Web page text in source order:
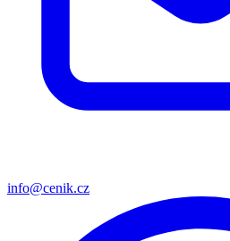
info@cenik.cz